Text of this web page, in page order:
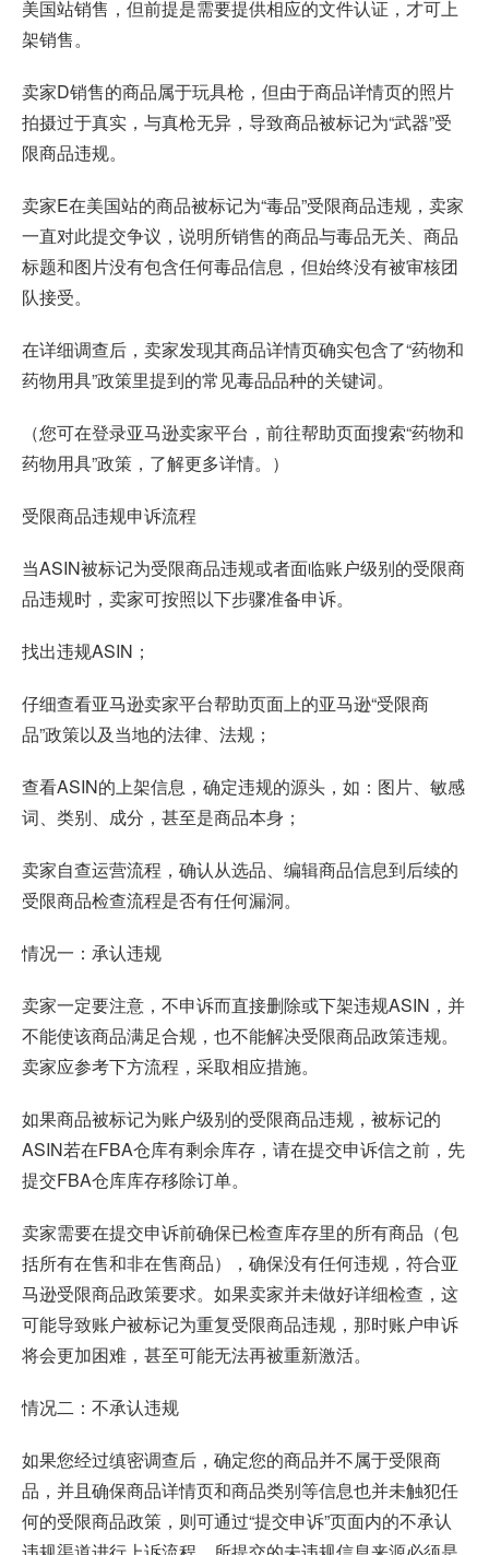
美国站销售，但前提是需要提供相应的文件认证，才可上
架销售。
卖家D销售的商品属于玩具枪，但由于商品详情页的照片
拍摄过于真实，与真枪无异，导致商品被标记为“武器”受
限商品违规。
卖家E在美国站的商品被标记为“毒品”受限商品违规，卖家
一直对此提交争议，说明所销售的商品与毒品无关、商品
标题和图片没有包含任何毒品信息，但始终没有被审核团
队接受。
在详细调查后，卖家发现其商品详情页确实包含了“药物和
药物用具”政策里提到的常见毒品品种的关键词。
（您可在登录亚马逊卖家平台，前往帮助页面搜索“药物和
药物用具”政策，了解更多详情。）
受限商品违规申诉流程
当ASIN被标记为受限商品违规或者面临账户级别的受限商
品违规时，卖家可按照以下步骤准备申诉。
找出违规ASIN；
仔细查看亚马逊卖家平台帮助页面上的亚马逊“受限商
品”政策以及当地的法律、法规；
查看ASIN的上架信息，确定违规的源头，如：图片、敏感
词、类别、成分，甚至是商品本身；
卖家自查运营流程，确认从选品、编辑商品信息到后续的
受限商品检查流程是否有任何漏洞。
情况一：承认违规
卖家一定要注意，不申诉而直接删除或下架违规ASIN，并
不能使该商品满足合规，也不能解决受限商品政策违规。
卖家应参考下方流程，采取相应措施。
如果商品被标记为账户级别的受限商品违规，被标记的
ASIN若在FBA仓库有剩余库存，请在提交申诉信之前，先
提交FBA仓库库存移除订单。
卖家需要在提交申诉前确保已检查库存里的所有商品（包
括所有在售和非在售商品），确保没有任何违规，符合亚
马逊受限商品政策要求。如果卖家并未做好详细检查，这
可能导致账户被标记为重复受限商品违规，那时账户申诉
将会更加困难，甚至可能无法再被重新激活。
情况二：不承认违规
如果您经过缜密调查后，确定您的商品并不属于受限商
品，并且确保商品详情页和商品类别等信息也并未触犯任
何的受限商品政策，则可通过“提交申诉”页面内的不承认